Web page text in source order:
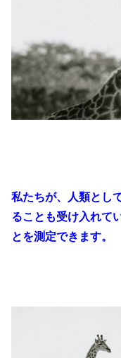
私たちが、人類とし
ることも受け入れて
とを測定できます。